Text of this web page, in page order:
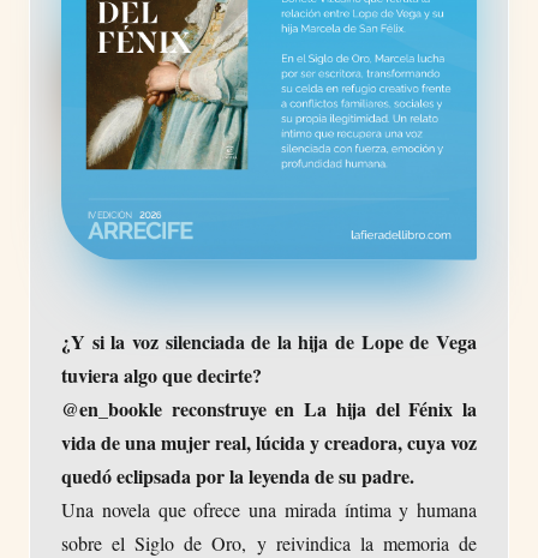
¿Y si la voz silenciada de la hija de Lope de Vega
tuviera algo que decirte?
@en_bookle reconstruye en La hija del Fénix la
vida de una mujer real, lúcida y creadora, cuya voz
quedó eclipsada por la leyenda de su padre.
Una novela que ofrece una mirada íntima y humana
sobre el Siglo de Oro, y reivindica la memoria de